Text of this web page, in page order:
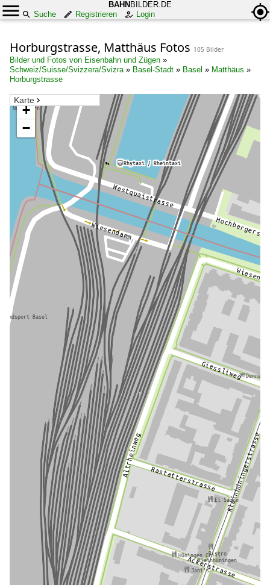
BAHN BILDER.DE
Suche
Registrieren Login
Horburgstrasse, Matthäus Fotos 105 Bilder
Bilder und Fotos von Eisenbahn und Zügen »
Schweiz/Suisse/Svizzera/Svizra» Basel-Stadt » Basel » Matthäus »
Horburgstrasse
Karte
+
−